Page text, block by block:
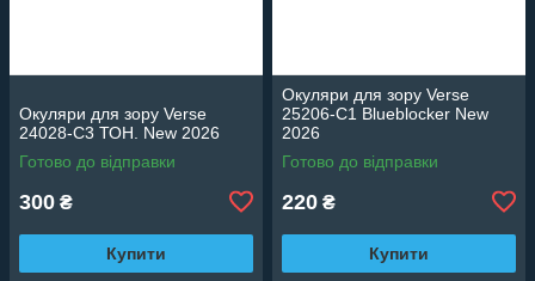
Окуляри для зору Verse
24028-C3 ТОН. New 2026
Готово до відправки
300 ₴
Купити
Окуляри для зору Verse
25206-C1 Blueblocker New
2026
Готово до відправки
220 ₴
Купити